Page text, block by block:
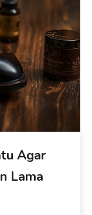
Agar
Lama